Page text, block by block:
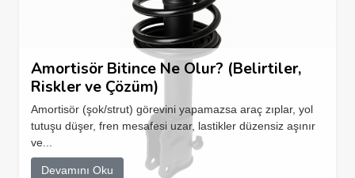
Amortisör Bitince Ne Olur? (Belirtiler,
Riskler ve Çözüm)
Amortisör (şok/strut) görevini yapamazsa araç zıplar, yol
tutuşu düşer, fren mesafesi uzar, lastikler düzensiz aşınır
ve...
Devamını Oku